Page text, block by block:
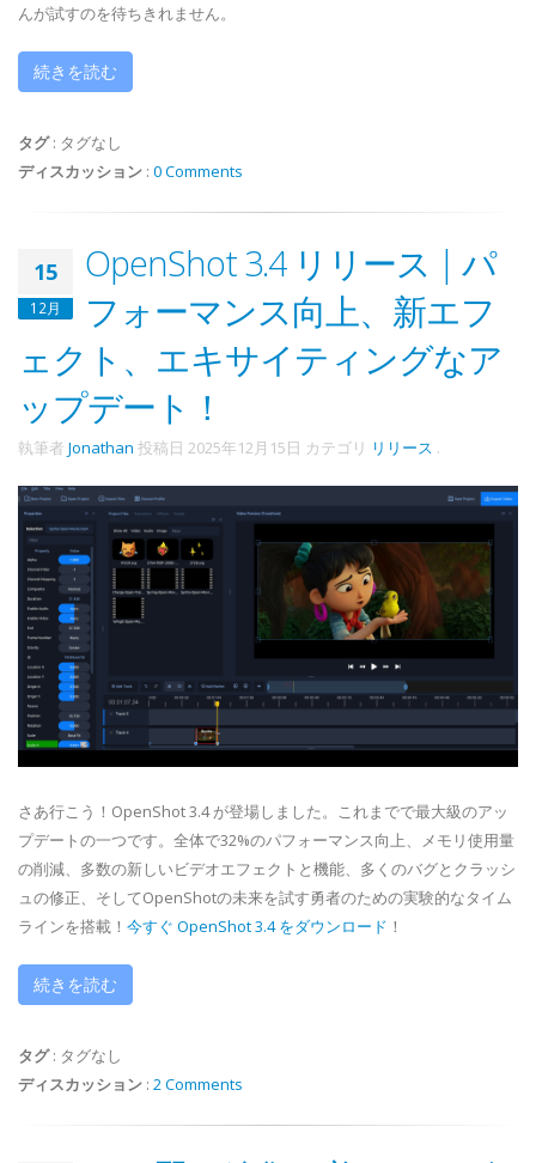
んが試すのを待ちきれません。
続きを読む
タグ: タグなし
ディスカッション : 0 Comments
15
12月
OpenShot 3.4 リリース | パ
フォーマンス向上、新エフ
ェクト、エキサイティングなア
ップデート！
執筆者 Jonathan 投稿日 2025年12月15日 カテゴリ リリース .
さあ行こう！OpenShot 3.4 が登場しました。これまでで最大級のアッ
プデートの一つです。全体で32%のパフォーマンス向上、メモリ使用量
の削減、多数の新しいビデオエフェクトと機能、多くのバグとクラッシ
ュの修正、そしてOpenShotの未来を試す勇者のための実験的なタイム
ラインを搭載！ 今すぐ OpenShot 3.4 をダウンロード ！
続きを読む
タグ: タグなし
ディスカッション : 2 Comments